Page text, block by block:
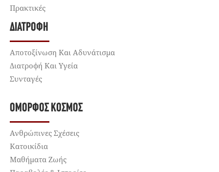
Πρακτικές
ΔΙΑΤΡΟΦΉ
Αποτοξίνωση Και Αδυνάτισμα
Διατροφή Και Υγεία
Συνταγές
ΌΜΟΡΦΟΣ ΚΌΣΜΟΣ
Ανθρώπινες Σχέσεις
Κατοικίδια
Μαθήματα Ζωής